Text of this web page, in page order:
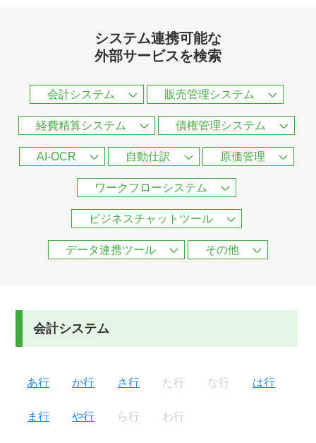
システム連携可能な
外部サービスを検索
会計システム 販売管理システム
経費精算システム 債権管理システム
AI-OCR 自動仕訳 原価管理
ワークフローシステム
ビジネスチャットツール
データ連携ツール その他
会計システム
あ行 か行 さ行 た行 な行 は行
ま行 や行 ら行 わ行